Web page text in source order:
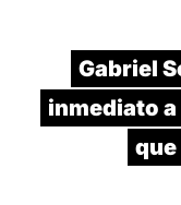
Gabriel
inmediato